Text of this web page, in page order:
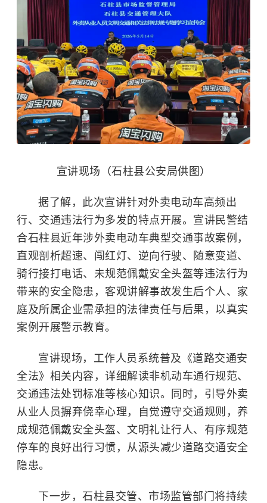
宣讲现场（石柱县公安局供图）
据了解，此次宣讲针对外卖电动车高频出
行、交通违法行为多发的特点开展。宣讲民警结
合石柱县近年涉外卖电动车典型交通事故案例，
直观剖析超速、闯红灯、逆向行驶、随意变道、
骑行接打电话、未规范佩戴安全头盔等违法行为
带来的安全隐患，客观讲解事故发生后个人、家
庭及所属企业需承担的法律责任与后果，以真实
案例开展警示教育。
宣讲现场，工作人员系统普及《道路交通安
全法》相关内容，详细解读非机动车通行规范、
交通违法处罚标准等核心知识。同时，引导外卖
从业人员摒弃侥幸心理，自觉遵守交通规则，养
成规范佩戴安全头盔、文明礼让行人、有序规范
停车的良好出行习惯，从源头减少道路交通安全
隐患。
下一步，石柱县交管、市场监管部门将持续